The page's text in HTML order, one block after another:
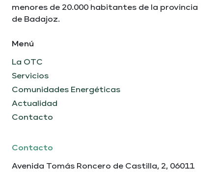
menores de 20.000 habitantes de la provincia
de Badajoz.
Menú
La OTC
Servicios
Comunidades Energéticas
Actualidad
Contacto
Contacto
Avenida Tomás Roncero de Castilla, 2, 06011